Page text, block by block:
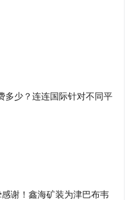
多少？连连国际针对不同平
谢！鑫海矿装为津巴布韦